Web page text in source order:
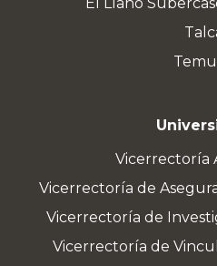
Vicerrectoría
Vicerrectoría de
Vicerrectoría de
Vicerrectoría de